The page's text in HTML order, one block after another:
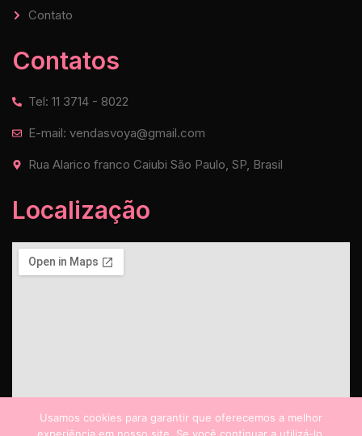
Contato
Contatos
Tel: 11 3714 - 8022
E-mail: vendasvoya@gmail.com
Rua Alarico franco Caiubi São Paulo, SP, Brasil
Localização
Usamos cookies para garantir que oferecemos a melhor